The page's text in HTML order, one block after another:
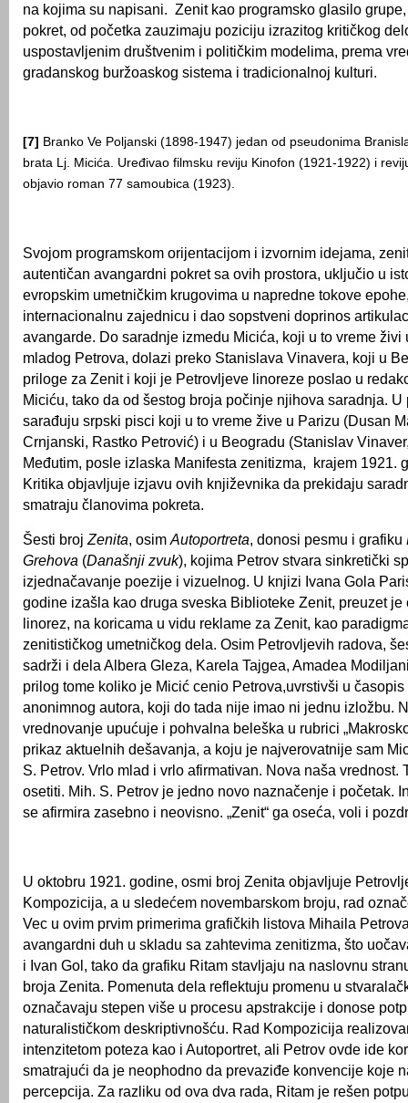
na kojima su napisani. Zenit kao programsko glasilo
pokret, od početka zauzimaju poziciju izrazitog kritičkog
uspostavljenim društvenim i političkim modelima, prema
gradanskog buržoaskog sistema i tradicionalnoj kulturi.
[7] Branko Ve Poljanski (1898-1947) jedan od pseudonima
brata Lj. Micića. Uređivao filmsku reviju Kinofon (1921-1922) i
objavio roman 77 samoubica (1923).
Svojom programskom orijentacijom i izvornim idejama,
autentičan avangardni pokret sa ovih prostora, uključio u
evropskim umetničkim krugovima u napredne tokove
internacionalnu zajednicu i dao sopstveni doprinos
avangarde. Do saradnje izmedu Micića, koji u to vreme živi
mladog Petrova, dolazi preko Stanislava Vinavera, koji u
priloge za Zenit i koji je Petrovljeve linoreze poslao u
Miciću, tako da od šestog broja počinje njihova saradnja. U
sarađuju srpski pisci koji u to vreme žive u Parizu (Dusan
Crnjanski, Rastko Petrović) i u Beogradu (Stanislav
Međutim, posle izlaska Manifesta zenitizma, krajem 1921.
Kritika objavljuje izjavu ovih književnika da prekidaju
smatraju članovima pokreta.
Šesti broj Zenita, osim Autoportreta, donosi pesmu i grafiku
Grehova (Današnji zvuk), kojima Petrov stvara sinkretički
izjednačavanje poezije i vizuelnog. U knjizi Ivana Gola
godine izašla kao druga sveska Biblioteke Zenit, preuzet je
linorez, na koricama u vidu reklame za Zenit, kao
zenitističkog umetničkog dela. Osim Petrovljevih radova,
sadrži i dela Albera Gleza, Karela Tajgea, Amadea
prilog tome koliko je Micić cenio Petrova,uvrstivši u
anonimnog autora, koji do tada nije imao ni jednu izložbu.
vrednovanje upućuje i pohvalna beleška u rubrici
prikaz aktuelnih dešavanja, a koju je najverovatnije sam
S. Petrov. Vrlo mlad i vrlo afirmativan. Nova naša vrednost.
osetiti. Mih. S. Petrov je jedno novo naznačenje i početak.
se afirmira zasebno i neovisno. „Zenit“ ga oseća, voli i
U oktobru 1921. godine, osmi broj Zenita objavljuje
Kompozicija, a u sledećem novembarskom broju, rad
Vec u ovim prvim primerima grafičkih listova Mihaila
avangardni duh u skladu sa zahtevima zenitizma, što
i Ivan Gol, tako da grafiku Ritam stavljaju na naslovnu
broja Zenita. Pomenuta dela reflektuju promenu u
označavaju stepen više u procesu apstrakcije i donose
naturalističkom deskriptivnošću. Rad Kompozicija
intenzitetom poteza kao i Autoportret, ali Petrov ovde ide
smatrajući da je neophodno da prevaziđe konvencije koje
percepcija. Za razliku od ova dva rada, Ritam je rešen